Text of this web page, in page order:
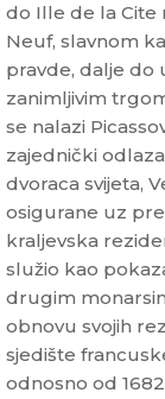
do Ille de la Cite
Neuf, slavnom
pravde, dalje do
zanimljivim
se nalazi
zajednički
dvoraca svijeta,
osigurane uz
kraljevska
služio kao
drugim
obnovu svojih
sjedište
odnosno od